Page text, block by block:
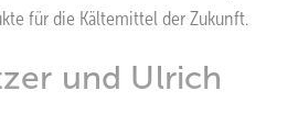
für die Kältemittel der Zukunft.
und Ulrich